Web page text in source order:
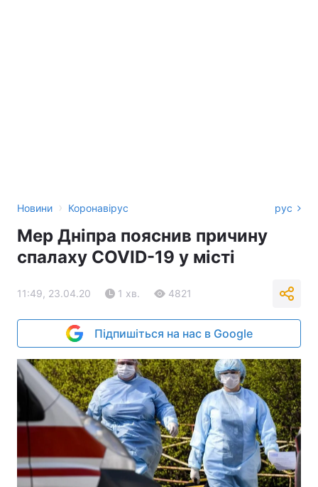
Новини › Коронавірус рус
Мер Дніпра пояснив причину
спалаху COVID-19 у місті
11:49, 23.04.20 1 хв. 4821
Підпишіться на нас в Google